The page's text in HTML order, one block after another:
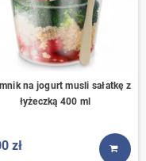
na jogurt musli sałatkę z
łyżeczką 400 ml
zł
KUP